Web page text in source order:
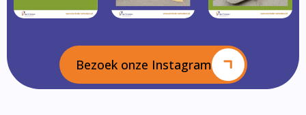
Bezoek onze Instagram